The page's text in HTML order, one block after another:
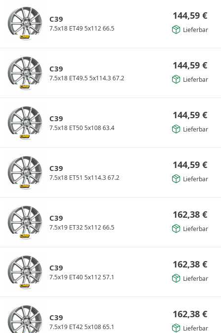
C39
7.5x18 ET49 5x112 66.5
144,59 €
Lieferbar
C39
7.5x18 ET49.5 5x114.3 67.2
144,59 €
Lieferbar
C39
7.5x18 ET50 5x108 63.4
144,59 €
Lieferbar
C39
7.5x18 ET51 5x114.3 67.2
144,59 €
Lieferbar
C39
7.5x19 ET32 5x112 66.5
162,38 €
Lieferbar
C39
7.5x19 ET40 5x112 57.1
162,38 €
Lieferbar
C39
7.5x19 ET42 5x108 65.1
162,38 €
Lieferbar